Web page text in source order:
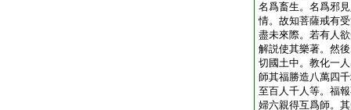
名爲畜生。名爲邪
情。故知菩薩戒有
盡未來際。若有人
解説使其樂著。然
切國土中。教化一
師其福勝造八萬四
至百人千人等。福
婦六親得互爲師。